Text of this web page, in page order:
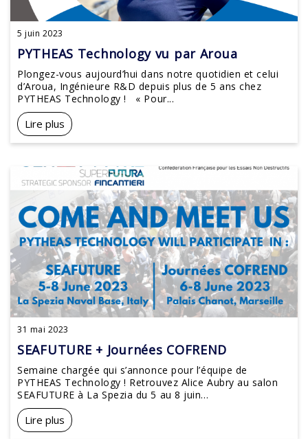
5 juin 2023
PYTHEAS Technology vu par Aroua
Plongez-vous aujourd’hui dans notre quotidien et celui
d’Aroua, Ingénieure R&D depuis plus de 5 ans chez
PYTHEAS Technology ! « Pour...
Lire plus
31 mai 2023
SEAFUTURE + Journées COFREND
Semaine chargée qui s’annonce pour l’équipe de
PYTHEAS Technology ! Retrouvez Alice Aubry au salon
SEAFUTURE à La Spezia du 5 au 8 juin...
Lire plus